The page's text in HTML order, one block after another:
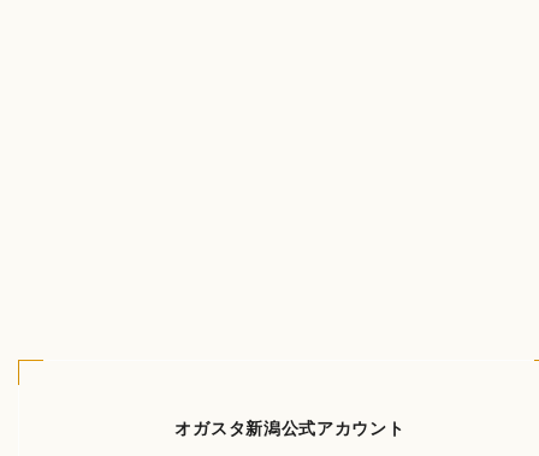
オガスタ新潟公式アカウント